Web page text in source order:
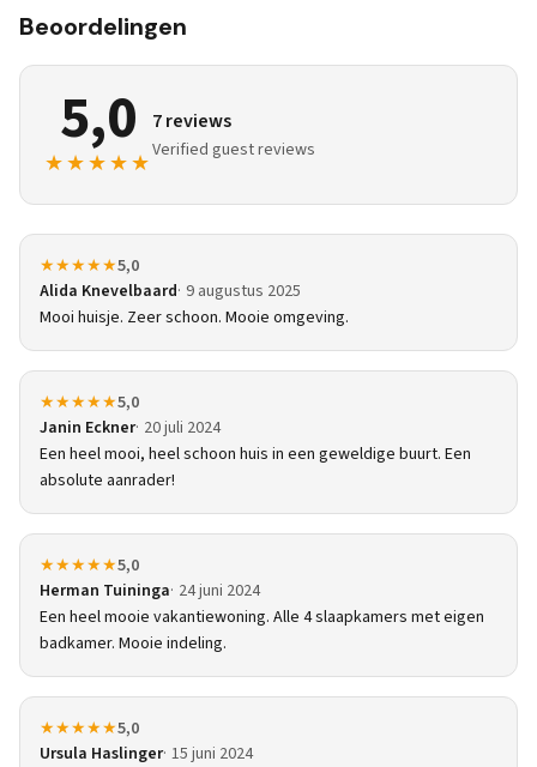
Beoordelingen
5,0
★★★★★
7 reviews
Verified guest reviews
★★★★★5,0
Alida Knevelbaard 9 augustus 2025
Mooi huisje. Zeer schoon. Mooie omgeving.
★★★★★5,0
Janin Eckner 20 juli 2024
Een heel mooi, heel schoon huis in een geweldige buurt. Een
absolute aanrader!
★★★★★5,0
Herman Tuininga 24 juni 2024
Een heel mooie vakantiewoning. Alle 4 slaapkamers met eigen
badkamer. Mooie indeling.
★★★★★5,0
Ursula Haslinger 15 juni 2024